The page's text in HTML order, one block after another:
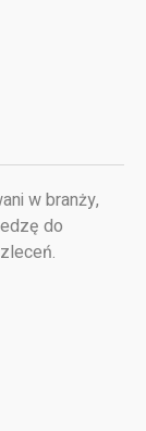
w branży,
do